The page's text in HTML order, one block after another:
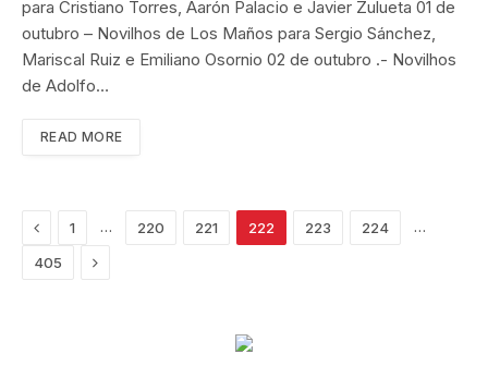
para Cristiano Torres, Aarón Palacio e Javier Zulueta 01 de
outubro – Novilhos de Los Maños para Sergio Sánchez,
Mariscal Ruiz e Emiliano Osornio 02 de outubro .- Novilhos
de Adolfo…
READ MORE
Previous
1 … 220 221 222 223 224 …
405 Next